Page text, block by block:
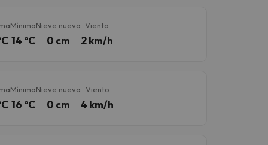
Mínima
14 ºC
Nieve nueva
0 cm
Viento
2 km/h
Mínima
16 ºC
Nieve nueva
0 cm
Viento
4 km/h